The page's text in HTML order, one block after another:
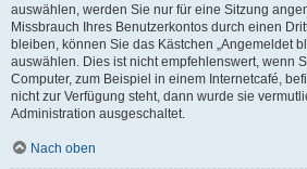
auswählen, werden Sie nur für eine Sitzung
Missbrauch Ihres Benutzerkontos durch einen
bleiben, können Sie das Kästchen „Angemeldet
auswählen. Dies ist nicht empfehlenswert, wenn
Computer, zum Beispiel in einem Internetcafé,
nicht zur Verfügung steht, dann wurde sie
Administration ausgeschaltet.
Nach oben